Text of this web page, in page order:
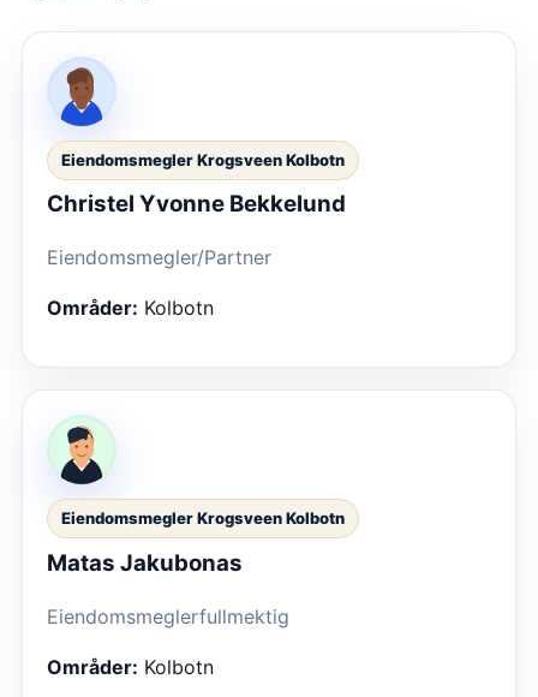
Eiendomsmegler Krogsveen Kolbotn
Christel Yvonne Bekkelund
Eiendomsmegler/Partner
Områder: Kolbotn
Eiendomsmegler Krogsveen Kolbotn
Matas Jakubonas
Eiendomsmeglerfullmektig
Områder: Kolbotn